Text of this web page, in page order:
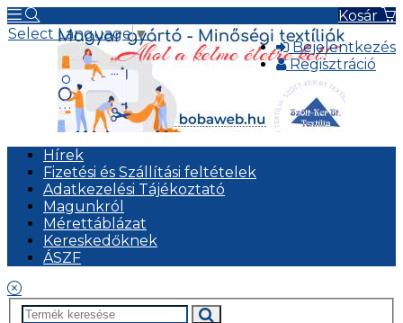
Kosár
Bejelentkezés
Regisztráció
Select Language▼
Hírek
Fizetési és Szállítási feltételek
Adatkezelési Tájékoztató
Magunkról
Mérettáblázat
Kereskedőknek
ÁSZF